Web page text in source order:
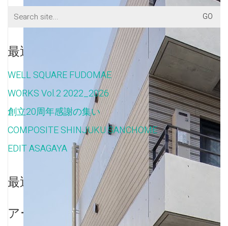
Search
for:
最近の投稿
WELL SQUARE FUDOMAE
WORKS Vol.2 2022_2026
創立20周年感謝の集い
COMPOSITE SHINJUKU SANCHOME
EDIT ASAGAYA
最近のコメント
アーカイブ